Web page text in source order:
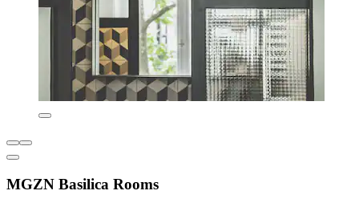
MGZN Basilica Rooms